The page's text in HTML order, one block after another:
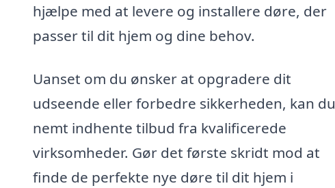
hjælpe med at levere og installere døre, der
passer til dit hjem og dine behov.
Uanset om du ønsker at opgradere dit
udseende eller forbedre sikkerheden, kan du
nemt indhente tilbud fra kvalificerede
virksomheder. Gør det første skridt mod at
finde de perfekte nye døre til dit hjem i